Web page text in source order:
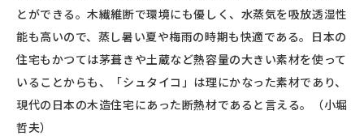
とができる。木繊維断で環境にも優しく、水蒸気を吸放透湿性
能も高いので、蒸し暑い夏や梅雨の時期も快適である。日本の
住宅もかつては茅葺きや土蔵など熱容量の大きい素材を使って
いることからも、「シュタイコ」は理にかなった素材であり、
現代の日本の木造住宅にあった断熱材であると言える。（小堀
哲夫）